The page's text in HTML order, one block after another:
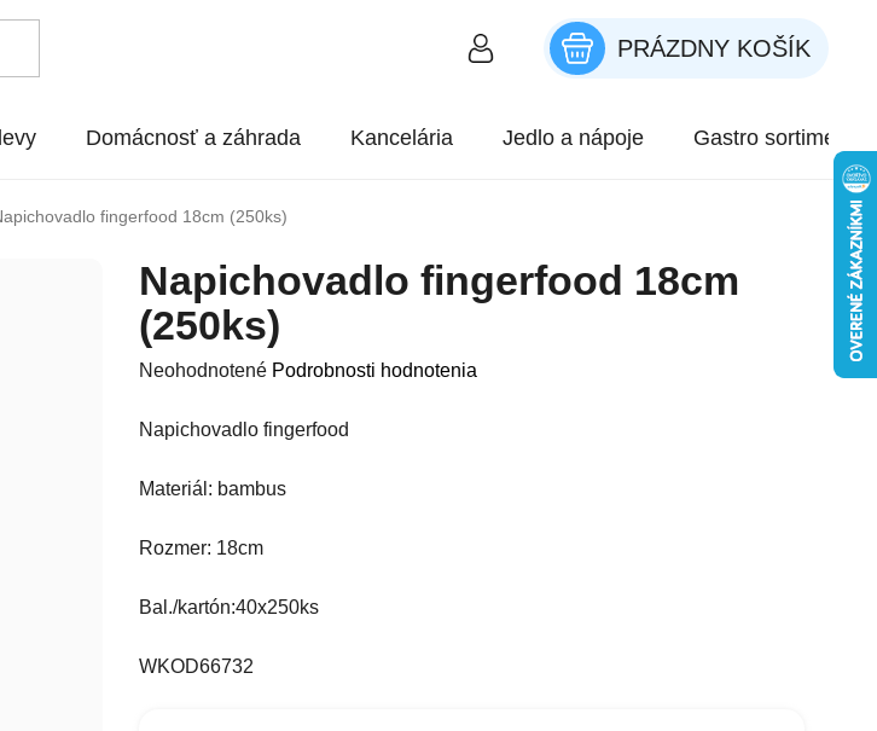
NÁKUPNÝ KOŠÍK
PRÁZDNY KOŠÍK
Domácnosť a záhrada Kancelária Jedlo a nápoje Gastro sortiment
fingerfood 18cm (250ks)
Napichovadlo fingerfood 18cm
(250ks)
Priemerné hodnotenie produktu je 0,0 z 5 hviezdičiek.
Neohodnotené Podrobnosti hodnotenia
Napichovadlo fingerfood
Materiál: bambus
Rozmer: 18cm
Bal./kartón:40x250ks
WKOD66732